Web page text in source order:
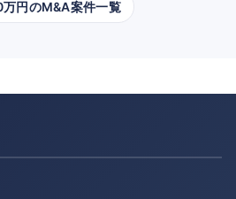
円のM&A案件一覧